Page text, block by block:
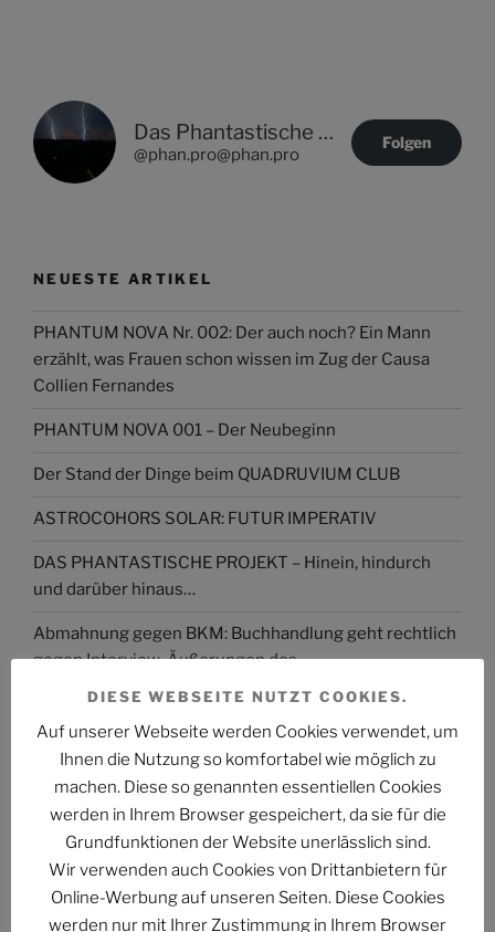
Das Phantastische Projekt - PHAN.PRO
@phan.pro@phan.pro
Folgen
NEUESTE ARTIKEL
PHANTUM NOVA Nr. 002: Der auch noch? Ein Mann
erzählt, was Frauen schon wissen im Zug der Causa
Collien Fernandes
PHANTUM NOVA 001 – Der Neubeginn
Der Stand der Dinge beim QUADRUVIUM CLUB
ASTROCOHORS SOLAR: FUTUR IMPERATIV
DAS PHANTASTISCHE PROJEKT – Hinein, hindurch
und darüber hinaus…
Abmahnung gegen BKM: Buchhandlung geht rechtlich
gegen Interview-Äußerungen des
Kulturstaatsministers vor
The Billion Dollar Man – The Last Laugh Syndicate –
Music Video
ARCHIV
DIESE WEBSEITE NUTZT COOKIES.
Auf unserer Webseite werden Cookies verwendet, um
Ihnen die Nutzung so komfortabel wie möglich zu
machen. Diese so genannten essentiellen Cookies
werden in Ihrem Browser gespeichert, da sie für die
Grundfunktionen der Website unerlässlich sind.
Wir verwenden auch Cookies von Drittanbietern für
Online-Werbung auf unseren Seiten. Diese Cookies
werden nur mit Ihrer Zustimmung in Ihrem Browser